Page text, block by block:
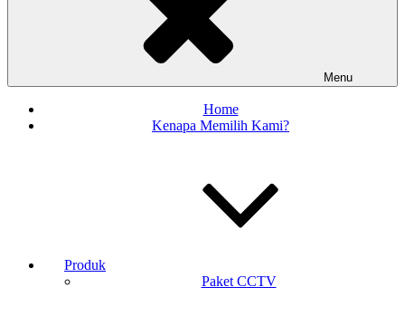
Menu
Home
Kenapa Memilih Kami?
Produk
Paket CCTV